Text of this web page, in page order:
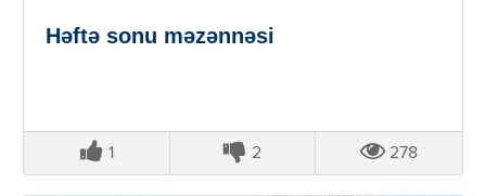
Həftə sonu məzənnəsi
1 2 278